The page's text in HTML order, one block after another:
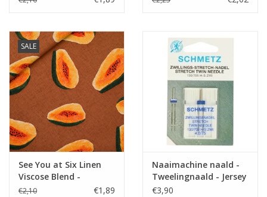
Toepassing
Label
Oeko-Tex 100 klasse 1
gecertifiëerd door onze
producent
Stretch
SALE
See You at Six Linen
Viscose Blend -
Papayas
€2,10 €1,89
Naaimachine naald -
Tweelingnaald - Jersey
€3,90